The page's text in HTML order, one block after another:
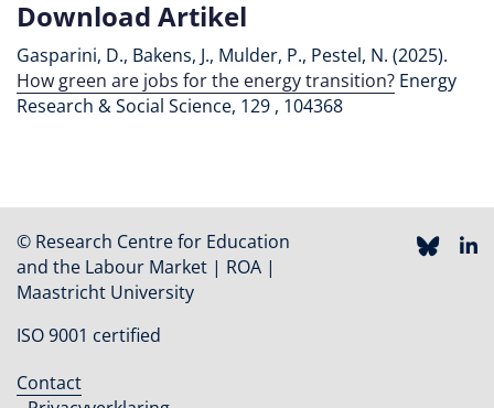
Download Artikel
Gasparini, D., Bakens, J., Mulder, P., Pestel, N. (2025).
How green are jobs for the energy transition? Energy
Research & Social Science, 129 , 104368
© Research Centre for Education
and the Labour Market | ROA |
Maastricht University
ISO 9001 certified
Footer
Contact